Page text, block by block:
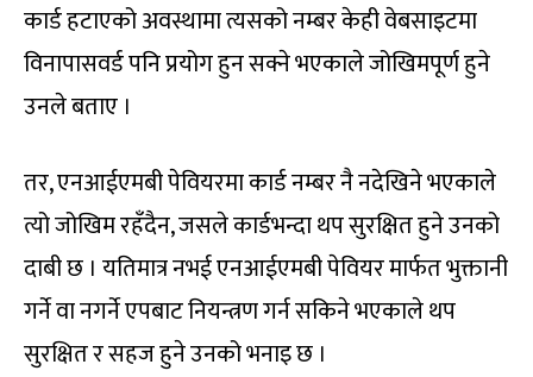
कार्ड हटाएको अवस्थामा त्यसको नम्बर केही वेबसाइटमा
विनापासवर्ड पनि प्रयोग हुन सक्ने भएकाले जोखिमपूर्ण हुने
उनले बताए ।
तर, एनआईएमबी पेवियरमा कार्ड नम्बर नै नदेखिने भएकाले
त्यो जोखिम रहँदैन, जसले कार्डभन्दा थप सुरक्षित हुने उनको
दाबी छ । यतिमात्र नभई एनआईएमबी पेवियर मार्फत भुक्तानी
गर्ने वा नगर्ने एपबाट नियन्त्रण गर्न सकिने भएकाले थप
सुरक्षित र सहज हुने उनको भनाइ छ ।